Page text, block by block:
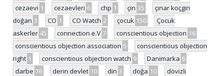
cezaevi 1 cezaevleri 6 chp 1 çin 35
çınar koçgiri
doğan 3 CO 1 CO Watch 2 çocuk 150
Çocuk
askerler 45 connection e.V 7 conscientious objection 16
conscientious objection association 5
conscientious objection
right 1 conscientious objection watch 9 Danimarka 6
darbe 76 derin devlet 10 din 3 doğa 10
dövizli